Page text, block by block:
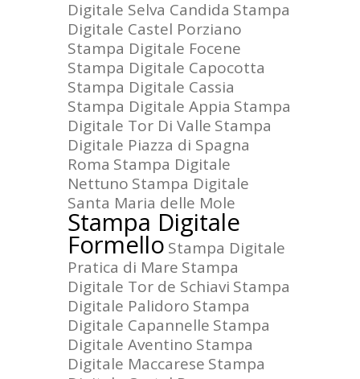
Digitale Selva Candida Stampa
Digitale Castel Porziano
Stampa Digitale Focene
Stampa Digitale Capocotta
Stampa Digitale Cassia
Stampa Digitale Appia Stampa
Digitale Tor Di Valle Stampa
Digitale Piazza di Spagna
Roma Stampa Digitale
Nettuno Stampa Digitale
Santa Maria delle Mole
Stampa Digitale
Formello Stampa Digitale
Pratica di Mare Stampa
Digitale Tor de Schiavi Stampa
Digitale Palidoro Stampa
Digitale Capannelle Stampa
Digitale Aventino Stampa
Digitale Maccarese Stampa